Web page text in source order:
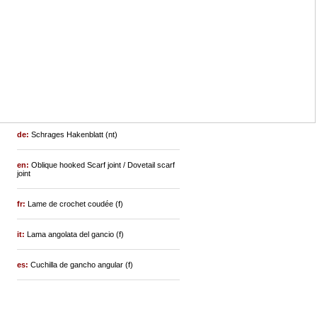
de:Schrages Hakenblatt (nt)
en:Oblique hooked Scarf joint / Dovetail scarf
joint
fr:Lame de crochet coudée (f)
it:Lama angolata del gancio (f)
es:Cuchilla de gancho angular (f)